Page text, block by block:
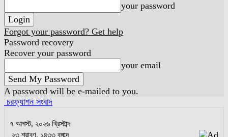
your password
Forgot your password? Get help
Password recovery
Recover your password
your email
A password will be e-mailed to you.
চরফ্যাশন সংবাদ
৭ আগস্ট, ২০২৬ খ্রিস্টাব্দ
২৩ শ্রাবণ, ১৪৩৩ বঙ্গাব্দ